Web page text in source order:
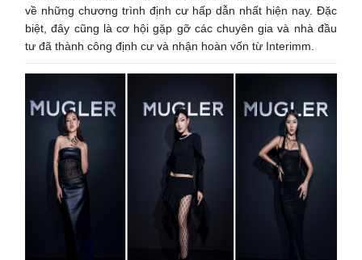
về những chương trình định cư hấp dẫn nhất hiện nay. Đặc
biệt, đây cũng là cơ hội gặp gỡ các chuyên gia và nhà đầu
tư đã thành công định cư và nhận hoàn vốn từ Interimm.